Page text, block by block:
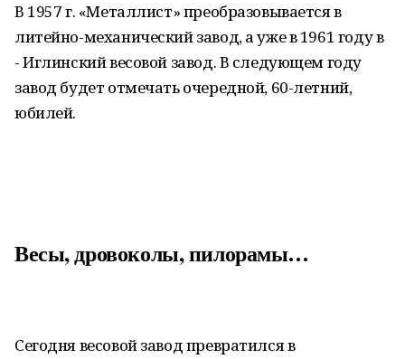
В 1957 г. «Металлист» преобразовывается в
литейно-механический завод, а уже в 1961 году в
- Иглинский весовой завод. В следующем году
завод будет отмечать очередной, 60-летний,
юбилей.
Весы, дровоколы, пилорамы…
Сегодня весовой завод превратился в